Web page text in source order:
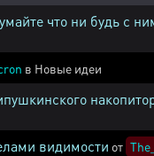
что ни будь с
в Новые идеи
видимости от